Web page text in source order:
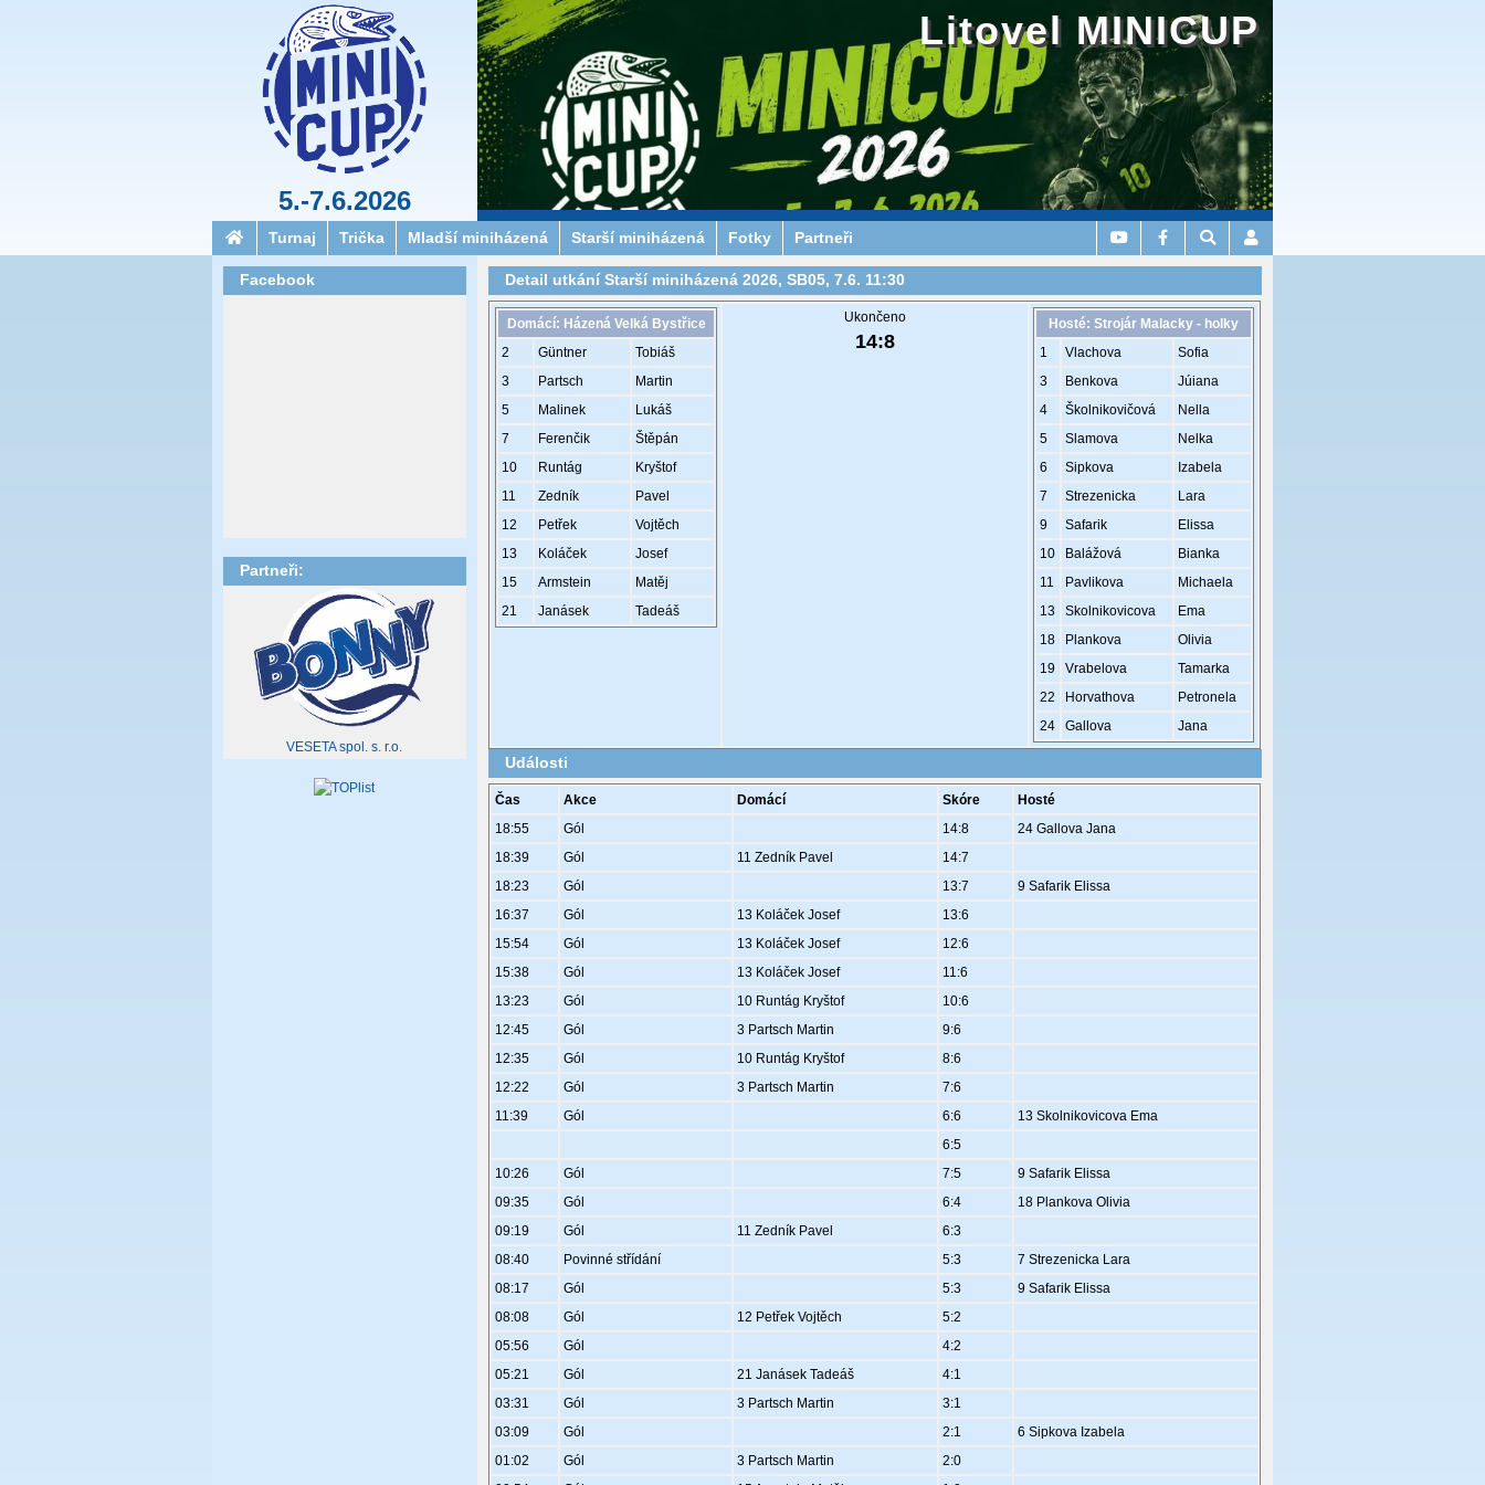
5.-7.6.2026
Litovel MINICUP
Turnaj Trička Mladší miniházená Starší miniházená Fotky Partneři
Detail utkání Starší miniházená 2026, SB05, 7.6. 11:30
Domácí: Házená Velká Bystřice
2
Güntner
Tobiáš
3
Partsch
Martin
5
Malinek
Lukáš
7
Ferenčik
Štěpán
10
Runtág
Kryštof
11
Zedník
Pavel
12
Petřek
Vojtěch
13
Koláček
Josef
15
Armstein
Matěj
21
Janásek Tadeáš
Ukončeno
14:8
Hosté: Strojár Malacky - holky
1
Vlachova
Sofia
3
Benkova
Júiana
4
Školnikovičová
Nella
5
Slamova
Nelka
6
Sipkova
Izabela
7
Strezenicka
Lara
9
Safarik
Elissa
10
Balážová
Bianka
11
Pavlikova
Michaela
13
Skolnikovicova
Ema
18
Plankova
Olivia
19
Vrabelova
Tamarka
22
Horvathova
Petronela
24
Gallova Jana
Události
Čas Akce Domácí Skóre
Hosté
18:55
Gól 14:8
24 Gallova Jana
18:39
Gól 11 Zedník Pavel
14:7
18:23
Gól 13:7
9 Safarik Elissa
16:37
Gól 13 Koláček Josef
13:6
15:54
Gól 13 Koláček Josef
12:6
15:38
Gól 13 Koláček Josef
11:6
13:23
Gól 10 Runtág Kryštof
10:6
12:45
Gól 3 Partsch Martin
9:6
12:35
Gól 10 Runtág Kryštof
8:6
12:22
Gól 3 Partsch Martin
7:6
11:39
Gól 6:6
13 Skolnikovicova Ema
6:5
10:26
Gól 7:5
9 Safarik Elissa
09:35
Gól 6:4
18 Plankova Olivia
09:19
Gól 11 Zedník Pavel
6:3
08:40
Povinné střídání 5:3
7 Strezenicka Lara
08:17
Gól 5:3
9 Safarik Elissa
08:08
Gól 12 Petřek Vojtěch
5:2
05:56
Gól
4:2
05:21
Gól 21 Janásek Tadeáš
4:1
03:31
Gól 3 Partsch Martin
3:1
03:09
Gól 2:1
6 Sipkova Izabela
01:02
Gól 3 Partsch Martin
2:0
Facebook
Partneři:
VESETA spol. s. r.o.